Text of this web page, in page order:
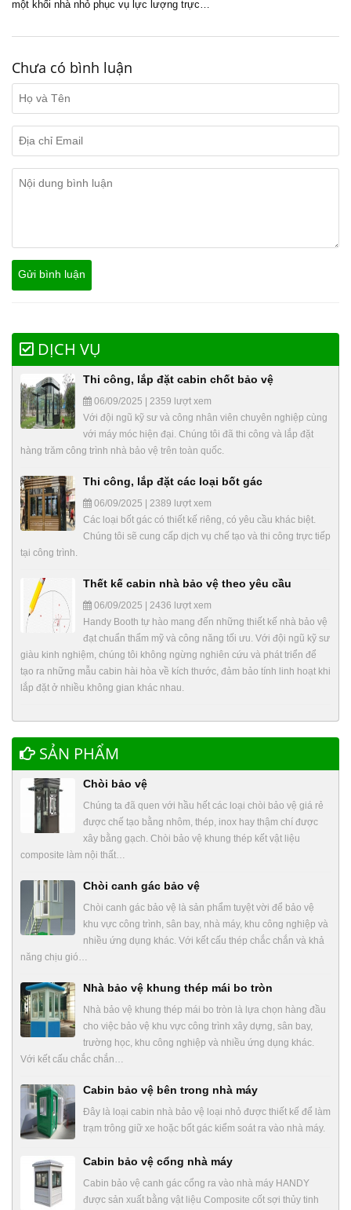
một khối nhà nhỏ phục vụ lực lượng trực…
Chưa có bình luận
DỊCH VỤ
Thi công, lắp đặt cabin chốt bảo vệ
06/09/2025 | 2359 lượt xem
Với đội ngũ kỹ sư và công nhân viên chuyên nghiệp cùng
với máy móc hiện đại. Chúng tôi đã thi công và lắp đặt
hàng trăm công trình nhà bảo vệ trên toàn quốc.
Thi công, lắp đặt các loại bốt gác
06/09/2025 | 2389 lượt xem
Các loại bốt gác có thiết kế riêng, có yêu cầu khác biệt.
Chúng tôi sẽ cung cấp dịch vụ chế tạo và thi công trực tiếp
tại công trình.
Thết kế cabin nhà bảo vệ theo yêu cầu
06/09/2025 | 2436 lượt xem
Handy Booth tự hào mang đến những thiết kế nhà bảo vệ
đạt chuẩn thẩm mỹ và công năng tối ưu. Với đội ngũ kỹ sư
giàu kinh nghiệm, chúng tôi không ngừng nghiên cứu và phát triển để
tạo ra những mẫu cabin hài hòa về kích thước, đảm bảo tính linh hoạt khi
lắp đặt ở nhiều không gian khác nhau.
SẢN PHẨM
Chòi bảo vệ
Chúng ta đã quen với hầu hết các loại chòi bảo vệ giá rẻ
được chế tạo bằng nhôm, thép, inox hay thậm chí được
xây bằng gạch. Chòi bảo vệ khung thép kết vật liệu
composite làm nội thất…
Chòi canh gác bảo vệ
Chòi canh gác bảo vệ là sản phẩm tuyệt vời để bảo vệ
khu vực công trình, sân bay, nhà máy, khu công nghiệp và
nhiều ứng dụng khác. Với kết cấu thép chắc chắn và khả
năng chịu gió…
Nhà bảo vệ khung thép mái bo tròn
Nhà bảo vệ khung thép mái bo tròn là lựa chọn hàng đầu
cho việc bảo vệ khu vực công trình xây dựng, sân bay,
trường học, khu công nghiệp và nhiều ứng dụng khác.
Với kết cấu chắc chắn…
Cabin bảo vệ bên trong nhà máy
Đây là loại cabin nhà bảo vệ loại nhỏ được thiết kế để làm
trạm trông giữ xe hoặc bốt gác kiểm soát ra vào nhà máy.
Cabin bảo vệ cổng nhà máy
Cabin bảo vệ canh gác cổng ra vào nhà máy HANDY
được sản xuất bằng vật liệu Composite cốt sợi thủy tinh